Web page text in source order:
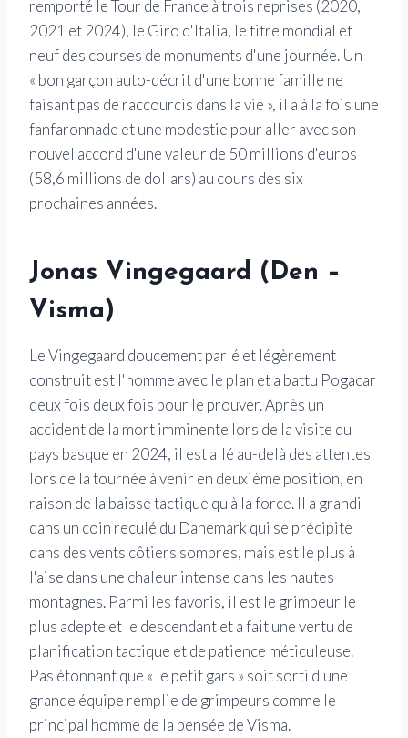
remporté le Tour de France à trois reprises (2020,
2021 et 2024), le Giro d'Italia, le titre mondial et
neuf des courses de monuments d'une journée. Un
« bon garçon auto-décrit d'une bonne famille ne
faisant pas de raccourcis dans la vie », il a à la fois une
fanfaronnade et une modestie pour aller avec son
nouvel accord d'une valeur de 50 millions d'euros
(58,6 millions de dollars) au cours des six
prochaines années.
Jonas Vingegaard (Den –
Visma)
Le Vingegaard doucement parlé et légèrement
construit est l'homme avec le plan et a battu Pogacar
deux fois deux fois pour le prouver. Après un
accident de la mort imminente lors de la visite du
pays basque en 2024, il est allé au-delà des attentes
lors de la tournée à venir en deuxième position, en
raison de la baisse tactique qu'à la force. Il a grandi
dans un coin reculé du Danemark qui se précipite
dans des vents côtiers sombres, mais est le plus à
l'aise dans une chaleur intense dans les hautes
montagnes. Parmi les favoris, il est le grimpeur le
plus adepte et le descendant et a fait une vertu de
planification tactique et de patience méticuleuse.
Pas étonnant que « le petit gars » soit sorti d'une
grande équipe remplie de grimpeurs comme le
principal homme de la pensée de Visma.